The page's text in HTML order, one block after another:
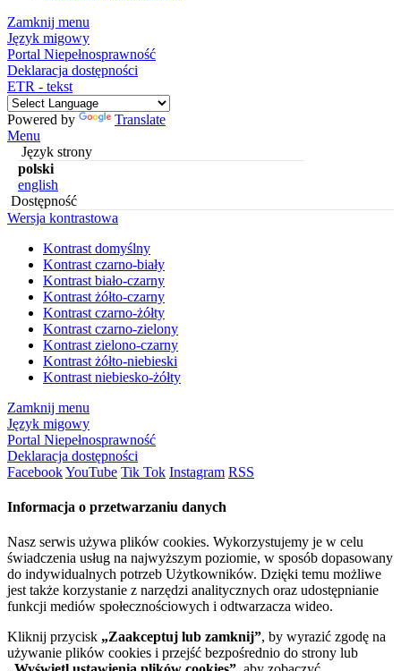
Zamknij menu
Język migowy
Portal Niepełnosprawność
Deklaracja dostępności
ETR - tekst
Powered by
Translate
Menu
Język strony
polski
english
Dostępność
Wersja kontrastowa
Kontrast domyślny
Kontrast czarno-biały
Kontrast biało-czarny
Kontrast żółto-czarny
Kontrast czarno-żółty
Kontrast czarno-zielony
Kontrast zielono-czarny
Kontrast żółto-niebieski
Kontrast niebiesko-żółty
Zamknij menu
Język migowy
Portal Niepełnosprawność
Deklaracja dostępności
FacebookYouTube Tik Tok Instagram RSS
Informacja o przetwarzaniu danych
Nasz serwis używa plików cookies. Wykorzystujemy je w celu
świadczenia usług na najwyższym poziomie, w sposób dopasowany
do indywidualnych potrzeb Użytkowników. Dzięki temu możliwe
jest także korzystanie z narzędzi analitycznych oraz udostępnianie
funkcji mediów społecznościowych i odtwarzacza wideo.
Kliknij przycisk „Zaakceptuj lub zamknij”, by wyrazić zgodę na
używanie plików cookies i przejść bezpośrednio do strony lub